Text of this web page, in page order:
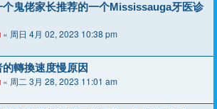
个鬼佬家长推荐的一个Mississauga牙医诊
« 周日 4月 02, 2023 10:38 pm
轉換速度慢原因
« 周二 3月 28, 2023 11:01 am